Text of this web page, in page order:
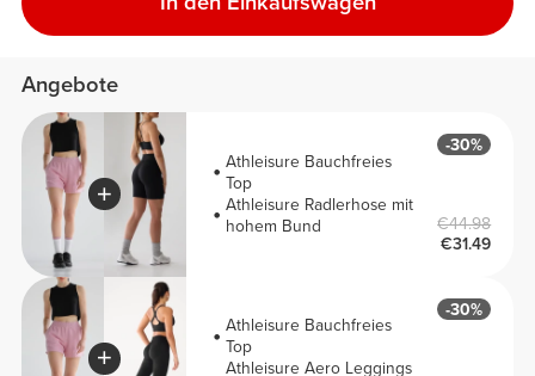
Angebote
Athleisure Bauchfreies
Top
Athleisure Radlerhose mit
hohem Bund
-30%
€44.98
€31.49
Athleisure Bauchfreies
Top
Athleisure Aero Leggings
-30%